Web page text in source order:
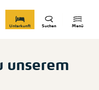
Menü
Suchen
Unterkunft
unserem